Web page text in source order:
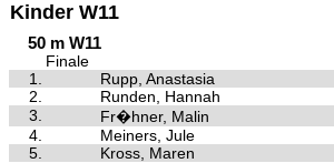
Kinder W11
50 m W11
Finale
1.
Rupp, Anastasia
2.
Runden, Hannah
3.
Fr�hner, Malin
4.
Meiners, Jule
5.
Kross, Maren